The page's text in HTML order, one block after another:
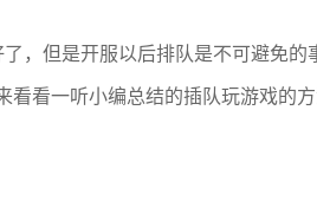
，但是开服以后排队是不可避免的
看一听小编总结的插队玩游戏的方